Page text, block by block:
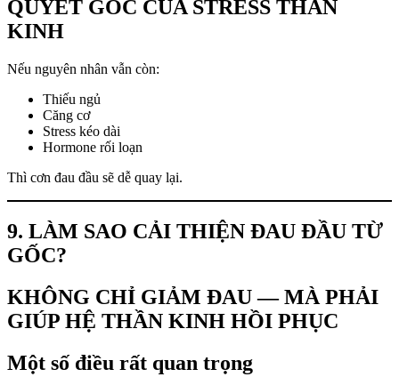
QUYẾT GỐC CỦA STRESS THẦN
KINH
Nếu nguyên nhân vẫn còn:
Thiếu ngủ
Căng cơ
Stress kéo dài
Hormone rối loạn
Thì cơn đau đầu sẽ dễ quay lại.
9. LÀM SAO CẢI THIỆN ĐAU ĐẦU TỪ
GỐC?
KHÔNG CHỈ GIẢM ĐAU — MÀ PHẢI
GIÚP HỆ THẦN KINH HỒI PHỤC
Một số điều rất quan trọng